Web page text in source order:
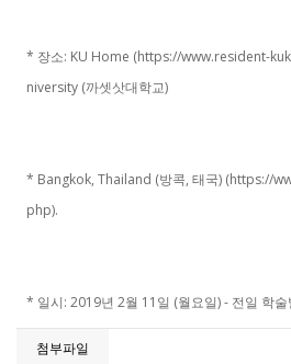
* 장소: KU Home (https://www.resident-
niversity (까셋삿대학교)
* Bangkok, Thailand (방콕, 태국) (https://
php).
* 일시: 2019년 2월 11일 (월요일) - 전일 학
첨부파일